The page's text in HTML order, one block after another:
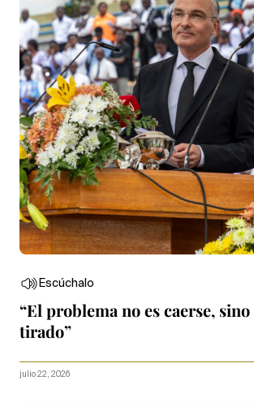
Escúchalo
“El problema no es caerse,
tirado”
julio 22, 2026